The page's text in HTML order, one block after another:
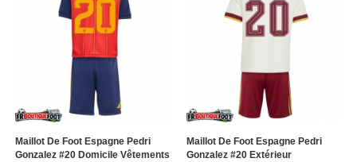
Maillot De Foot Espagne Pedri
Gonzalez #20 Domicile Vêtements
Maillot De Foot Espagne Pedri
Gonzalez #20 Extérieur